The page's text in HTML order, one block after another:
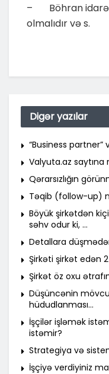
– Böhran idarə
olmalıdır və s.
Digər yazılar
“Business
Valyuta.az
Qərarsızlığın
Təqib (follow-up)
Böyük şirkətdən
səhv odur ki, …
Detallara
Şirkəti şirkət edən 2
Şirkət öz oxu
Düşüncənin
hüdudlanması…
İşçilər işləmək
istəmir?
Strategiya və
İşçiyə verdiyiniz